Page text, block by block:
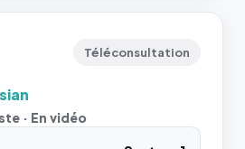
Téléconsultation
· En vidéo